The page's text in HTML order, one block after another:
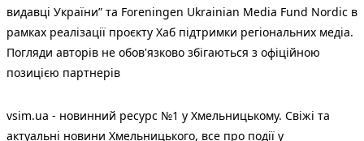
видавці України” та Foreningen Ukrainian Media Fund Nordic в
рамках реалізації проєкту Хаб підтримки регіональних медіа.
Погляди авторів не обов'язково збігаються з офіційною
позицією партнерів
vsim.ua - новинний ресурс №1 у Хмельницькому. Свіжі та
актуальні новини Хмельницького, все про події у